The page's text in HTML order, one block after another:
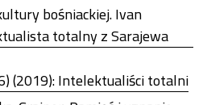
bośniackiej. Ivan
totalny z Sarajewa
(2019): Intelektualiści totalni